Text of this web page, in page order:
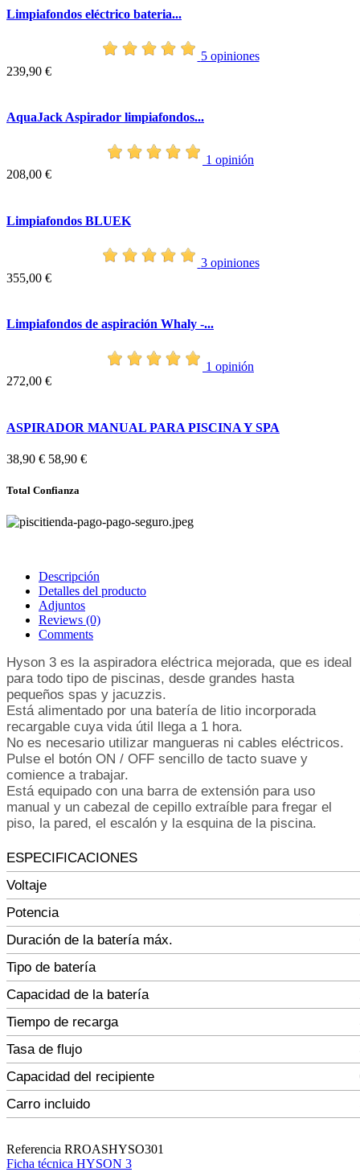
Limpiafondos eléctrico bateria...
5 opiniones
239,90 €
AquaJack Aspirador limpiafondos...
1 opinión
208,00 €
Limpiafondos BLUEK
3 opiniones
355,00 €
Limpiafondos de aspiración Whaly -...
1 opinión
272,00 €
ASPIRADOR MANUAL PARA PISCINA Y SPA
38,90 € 58,90 €
Total Confianza
Descripción
Detalles del producto
Adjuntos
Reviews (0)
Comments
Hyson 3 es la aspiradora eléctrica mejorada, que es ideal
para todo tipo de piscinas, desde grandes hasta
pequeños spas y jacuzzis.
Está alimentado por una batería de litio incorporada
recargable cuya vida útil llega a 1 hora.
No es necesario utilizar mangueras ni cables eléctricos.
Pulse el botón ON / OFF sencillo de tacto suave y
comience a trabajar.
Está equipado con una barra de extensión para uso
manual y un cabezal de cepillo extraíble para fregar el
piso, la pared, el escalón y la esquina de la piscina.
ESPECIFICACIONES
Voltaje
Potencia
Duración de la batería máx.
Tipo de batería
Capacidad de la batería
Tiempo de recarga
Tasa de flujo
Capacidad del recipiente
Carro incluido
Referencia RROASHYSO301
Ficha técnica HYSON 3